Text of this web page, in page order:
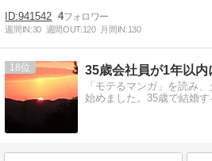
941542 4
週間IN:30 週間OUT:120 月間IN:130
18
「モテるマンガ」を読み
始めました。35歳で結婚す